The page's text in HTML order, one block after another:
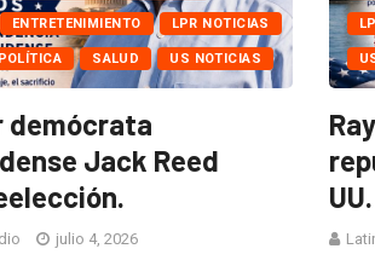
ENTRETENIMIENTO LPR NOTICIAS
POLÍTICA SALUD US NOTICIAS
demócrata
Jack Reed
julio 4, 2026
UU.